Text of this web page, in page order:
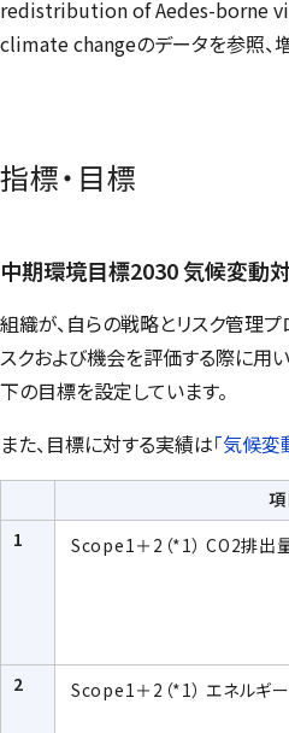
redistribution of Aedes-borne
climate changeのデータを参照、
指標・目標
中期環境目標2030 気候変動
組織が、自らの戦略とリスク管理
スクおよび機会を評価する際に用
下の目標を設定しています。
また、目標に対する実績は「気候変
項
1
Scope1＋2（*1） CO2排出
2
Scope1＋2（*1） エネルギ